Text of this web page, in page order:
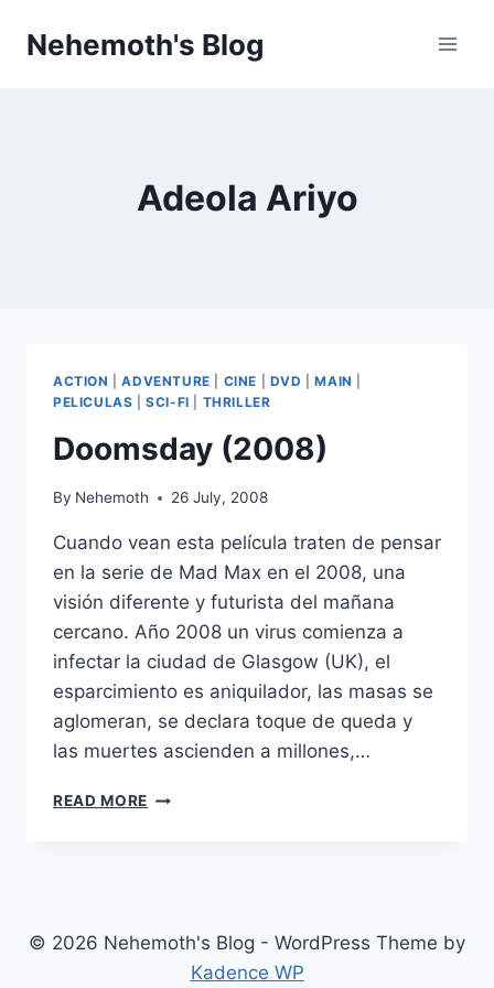
Nehemoth's Blog
Adeola Ariyo
ACTION |ADVENTURE CINE DVD |MAIN
PELICULAS |SCI-FI THRILLER
Doomsday (2008)
By Nehemoth 26 July, 2008
Cuando vean esta película traten de pensar
en la serie de Mad Max en el 2008, una
visión diferente y futurista del mañana
cercano. Año 2008 un virus comienza a
infectar la ciudad de Glasgow (UK), el
esparcimiento es aniquilador, las masas se
aglomeran, se declara toque de queda y
las muertes ascienden a millones,…
READ MORE DOOMSDAY
© 2026 Nehemoth's Blog - WordPress Theme by
Kadence WP